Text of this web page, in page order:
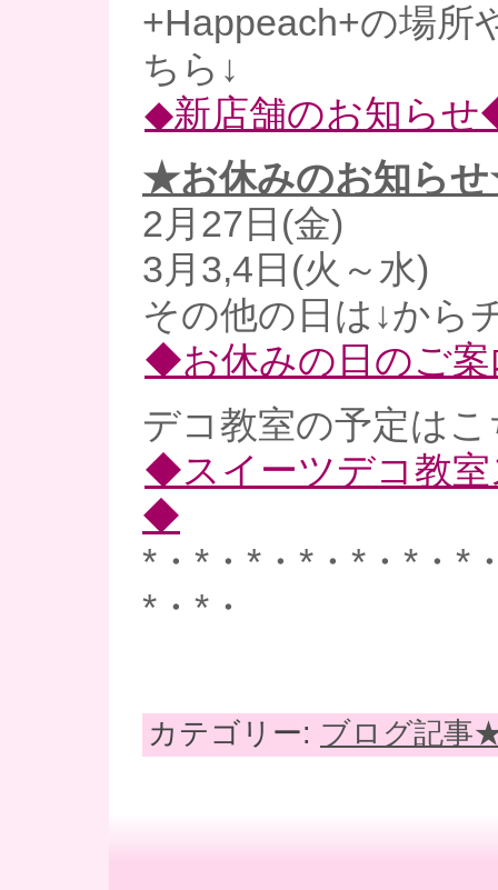
+Happeach+の場所
ちら↓
◆新店舗のお知ら
★お休みのお知ら
2月27日(金)
3月3,4日(火～水)
その他の日は↓から
◆お休みの日のご
デコ教室の予定はこ
◆スイーツデコ教室
◆
*・*・*・*・*・*・*
*・*・
カテゴリー: ブログ記事